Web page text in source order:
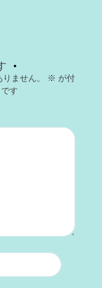
ません。 ※ が付
す